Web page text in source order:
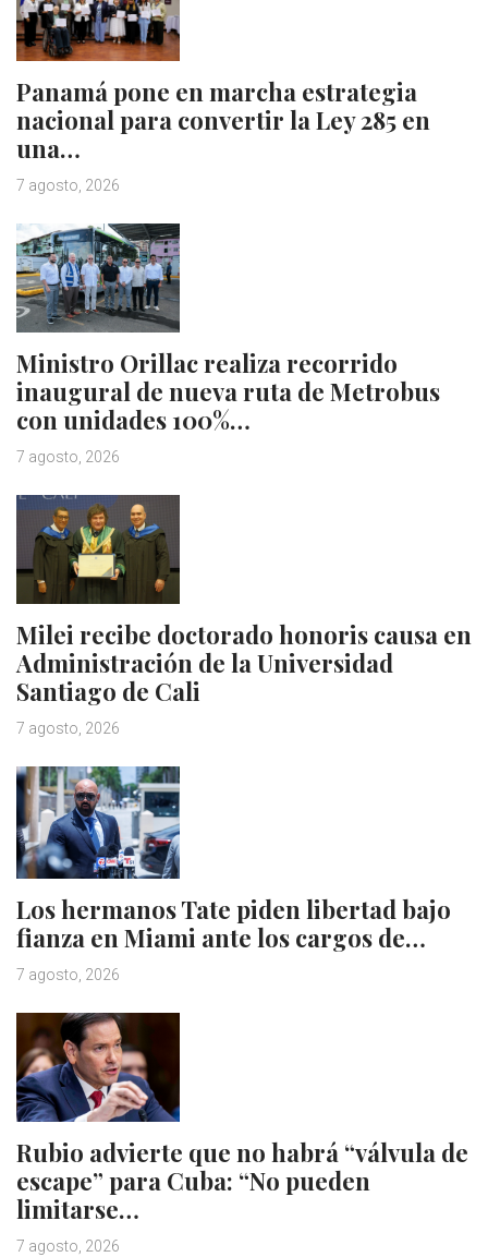
Panamá pone en marcha estrategia
nacional para convertir la Ley 285 en
una…
7 agosto, 2026
Ministro Orillac realiza recorrido
inaugural de nueva ruta de Metrobus
con unidades 100%…
7 agosto, 2026
Milei recibe doctorado honoris causa en
Administración de la Universidad
Santiago de Cali
7 agosto, 2026
Los hermanos Tate piden libertad bajo
fianza en Miami ante los cargos de…
7 agosto, 2026
Rubio advierte que no habrá “válvula de
escape” para Cuba: “No pueden
limitarse…
7 agosto, 2026